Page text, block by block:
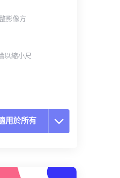
影像方
以縮小尺
用於所有
用預設